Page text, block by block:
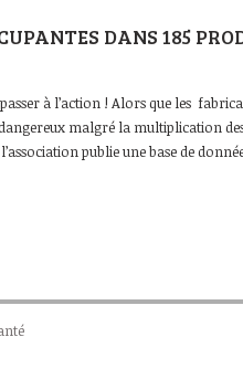
DANS 185
à l’action ! Alors que les
malgré la multiplication des
publie une base de